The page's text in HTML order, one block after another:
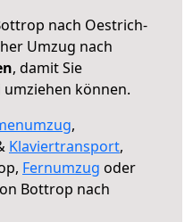
nach Oestrich-
Umzug nach
, damit Sie
können.
,
Klaviertransport,
Fernumzug oder
Bottrop nach